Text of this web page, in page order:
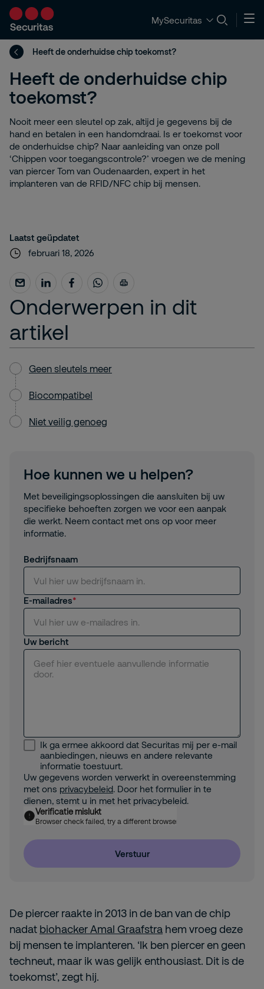
MySecuritas
Heeft de onderhuidse chip toekomst?
Heeft de onderhuidse chip
toekomst?
Nooit meer een sleutel op zak, altijd je gegevens bij de
hand en betalen in een handomdraai. Is er toekomst voor
de onderhuidse chip? Naar aanleiding van onze poll
‘Chippen voor toegangscontrole?’ vroegen we de mening
van piercer Tom van Oudenaarden, expert in het
implanteren van de RFID/NFC chip bij mensen.
De piercer raakte in 2013 in de ban van de chip
nadat biohacker Amal Graafstra hem vroeg deze
bij mensen te implanteren. ‘Ik ben piercer en geen
techneut, maar ik was gelijk enthousiast. Dit is de
toekomst’, zegt hij.
Laatst geüpdatet
februari 18, 2026
Onderwerpen in dit
artikel
Geen sleutels meer
Biocompatibel
Niet veilig genoeg
Hoe kunnen we u helpen?
Met beveiligingsoplossingen die aansluiten bij uw
specifieke behoeften zorgen we voor een aanpak
die werkt. Neem contact met ons op voor meer
informatie.
Bedrijfsnaam
E-mailadres
Uw bericht
Ik ga ermee akkoord dat Securitas mij per e-mail
aanbiedingen, nieuws en andere relevante
informatie toestuurt.
Uw gegevens worden verwerkt in overeenstemming
met ons privacybeleid. Door het formulier in te
dienen, stemt u in met het privacybeleid.
Verificatie mislukt
Browser check failed, try a different browser
Verstuur